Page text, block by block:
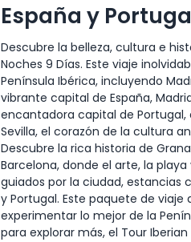
España y
Descubre la belleza, cultura e
Noches 9 Días. Este viaje
Península Ibérica, incluyendo
vibrante capital de España,
encantadora capital de Portugal,
Sevilla, el corazón de la cultura
Descubre la rica historia de
Barcelona, donde el arte, la
guiados por la ciudad, estancias
y Portugal. Este paquete de
experimentar lo mejor de la
para explorar más, el Tour